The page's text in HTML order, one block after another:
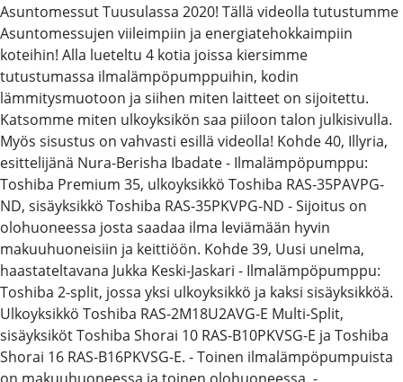
Asuntomessut Tuusulassa 2020! Tällä videolla tutustumme
Asuntomessujen viileimpiin ja energiatehokkaimpiin
koteihin! Alla lueteltu 4 kotia joissa kiersimme
tutustumassa ilmalämpöpumppuihin, kodin
lämmitysmuotoon ja siihen miten laitteet on sijoitettu.
Katsomme miten ulkoyksikön saa piiloon talon julkisivulla.
Myös sisustus on vahvasti esillä videolla! Kohde 40, Illyria,
esittelijänä Nura-Berisha Ibadate - Ilmalämpöpumppu:
Toshiba Premium 35, ulkoyksikkö Toshiba RAS-35PAVPG-
ND, sisäyksikkö Toshiba RAS-35PKVPG-ND - Sijoitus on
olohuoneessa josta saadaa ilma leviämään hyvin
makuuhuoneisiin ja keittiöön. Kohde 39, Uusi unelma,
haastateltavana Jukka Keski-Jaskari - Ilmalämpöpumppu:
Toshiba 2-split, jossa yksi ulkoyksikkö ja kaksi sisäyksikköä.
Ulkoyksikkö Toshiba RAS-2M18U2AVG-E Multi-Split,
sisäyksiköt Toshiba Shorai 10 RAS-B10PKVSG-E ja Toshiba
Shorai 16 RAS-B16PKVSG-E. - Toinen ilmalämpöpumpuista